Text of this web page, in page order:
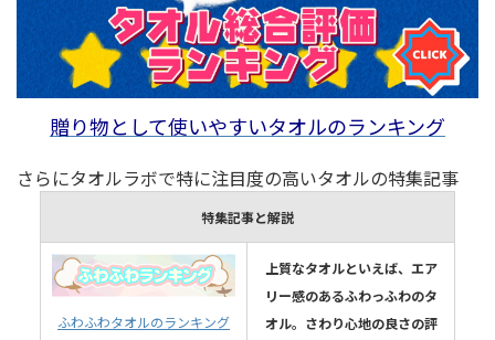
贈り物として使いやすいタオルのランキング
さらにタオルラボで特に注目度の高いタオルの特集記事
特集記事と解説
ふわふわタオルのランキング
上質なタオルといえば、エア
リー感のあるふわっふわのタ
オル。さわり心地の良さの評